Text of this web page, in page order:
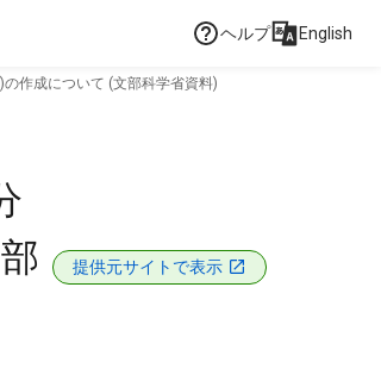
ヘルプ English
作成について (文部科学省資料)
提供元サイトで表示